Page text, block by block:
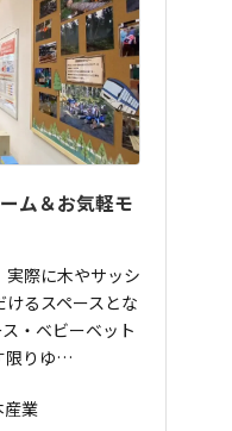
ム＆お気軽モ
実際に木やサッシ
るスペースとな
・ベビーベット
限りゆ…
産業